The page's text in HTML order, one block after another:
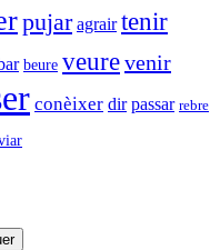
pujar agrair tenir
beure veurevenir
conèixer dir passar rebre